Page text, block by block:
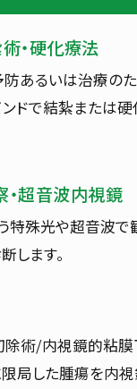
・硬化療法
あるいは治療の
ドで結紮または
超音波内視鏡
特殊光や超音波で
します。
術/内視鏡的粘膜
局した腫瘍を内